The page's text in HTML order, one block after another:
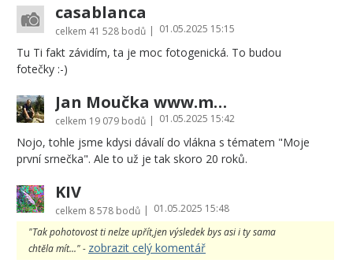
casablanca
celkem 41 528 bodů | 01.05.2025 15:15
Tu Ti fakt závidím, ta je moc fotogenická. To budou
fotečky :-)
Jan Moučka www.moucka.cz
celkem 19 079 bodů | 01.05.2025 15:42
Nojo, tohle jsme kdysi dávalí do vlákna s tématem "Moje
první srnečka". Ale to už je tak skoro 20 roků.
KIV
celkem 8 578 bodů | 01.05.2025 15:48
"Tak pohotovost ti nelze upřít,jen výsledek bys asi i ty sama
chtěla mít..." - zobrazit celý komentář